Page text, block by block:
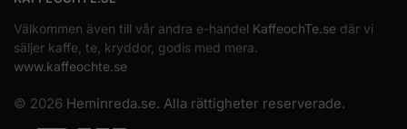
Välkommen även till vår andra e-handel KaffeochTe.se där vi
säljer kaffe, te, kryddor, godis med mera.
www.kaffeochte.se
© 2026 Heminreda.se. Alla rättigheter reserverade.